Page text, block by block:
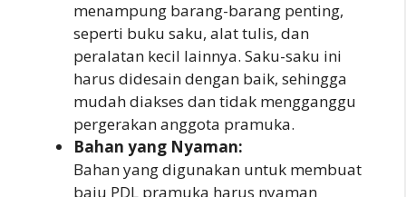
menampung barang-barang penting,
seperti buku saku, alat tulis, dan
peralatan kecil lainnya. Saku-saku ini
harus didesain dengan baik, sehingga
mudah diakses dan tidak mengganggu
pergerakan anggota pramuka.
Bahan yang Nyaman:
Bahan yang digunakan untuk membuat
baju PDL pramuka harus nyaman